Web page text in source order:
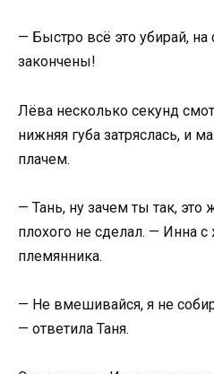
— Быстро всё это убирай, на
закончены!
Лёва несколько секунд
нижняя губа затряслась, и
плачем.
— Тань, ну зачем ты так, это
плохого не сделал. — Инна
племянника.
— Не вмешивайся, я не
— ответила Таня.